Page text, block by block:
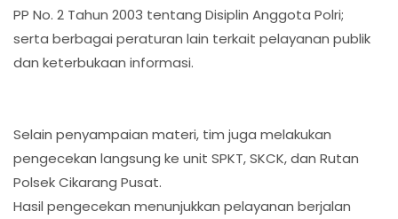
PP No. 2 Tahun 2003 tentang Disiplin Anggota Polri;
serta berbagai peraturan lain terkait pelayanan publik
dan keterbukaan informasi.
Selain penyampaian materi, tim juga melakukan
pengecekan langsung ke unit SPKT, SKCK, dan Rutan
Polsek Cikarang Pusat.
Hasil pengecekan menunjukkan pelayanan berjalan